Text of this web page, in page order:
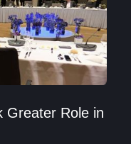
Greater Role in